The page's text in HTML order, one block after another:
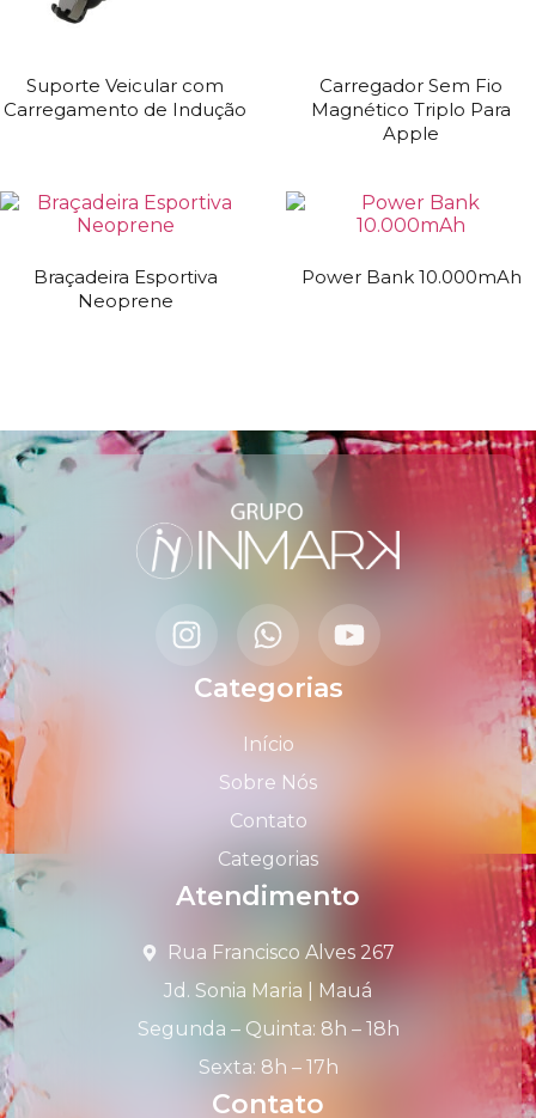
Suporte Veicular com
Carregamento de Indução
Carregador Sem Fio
Magnético Triplo Para
Apple
Braçadeira Esportiva
Neoprene
Power Bank 10.000mAh
Categorias
Início
Sobre Nós
Contato
Categorias
Atendimento
Rua Francisco Alves 267
Jd. Sonia Maria | Mauá
Segunda – Quinta: 8h – 18h
Sexta: 8h – 17h
Contato